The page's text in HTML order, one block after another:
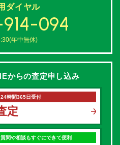
ダイヤル
094
年中無休)
からの査定申し込み
24時間365日受付
定
問や相談もすぐにできて便利